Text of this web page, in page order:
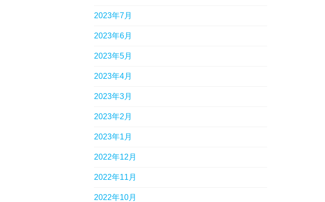
2023年7月
2023年6月
2023年5月
2023年4月
2023年3月
2023年2月
2023年1月
2022年12月
2022年11月
2022年10月